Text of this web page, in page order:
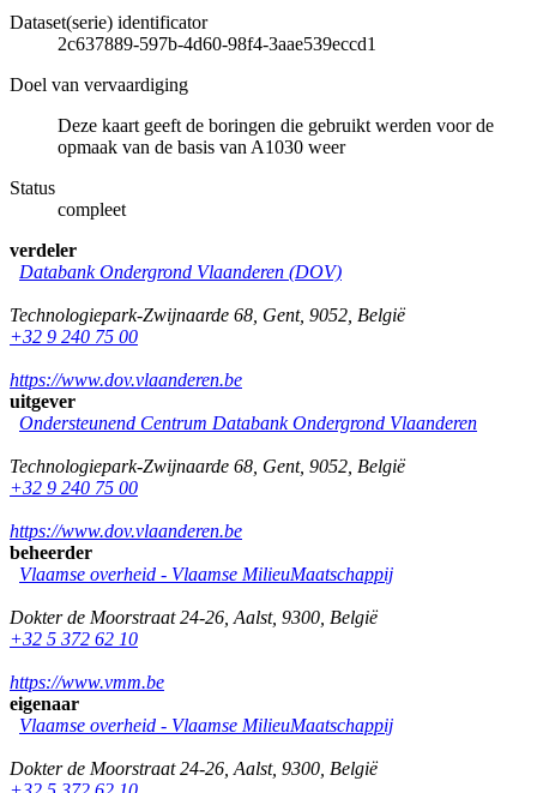
Dataset(serie) identificator
2c637889-597b-4d60-98f4-3aae539eccd1
Doel van vervaardiging
Deze kaart geeft de boringen die gebruikt werden voor de
opmaak van de basis van A1030 weer
Status
compleet
verdeler
Databank Ondergrond Vlaanderen (DOV)
Technologiepark-Zwijnaarde 68 Gent, 9052 België
+32 9 240 75 00
https://www.dov.vlaanderen.be
uitgever
Ondersteunend Centrum Databank Ondergrond Vlaanderen
Technologiepark-Zwijnaarde 68 Gent, 9052 België
+32 9 240 75 00
https://www.dov.vlaanderen.be
beheerder
Vlaamse overheid - Vlaamse MilieuMaatschappij
Dokter de Moorstraat 24-26 Aalst, 9300 België
+32 5 372 62 10
https://www.vmm.be
eigenaar
Vlaamse overheid - Vlaamse MilieuMaatschappij
Dokter de Moorstraat 24-26 Aalst, 9300 België